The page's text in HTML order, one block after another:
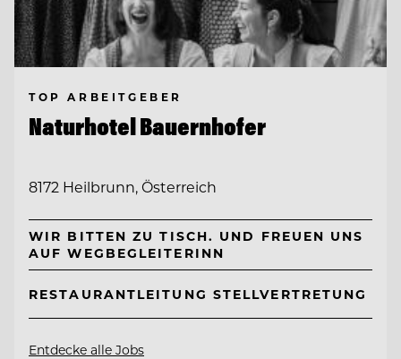
TOP ARBEITGEBER
Naturhotel Bauernhofer
8172 Heilbrunn, Österreich
WIR BITTEN ZU TISCH. UND FREUEN UNS
AUF WEGBEGLEITERINN
RESTAURANTLEITUNG STELLVERTRETUNG
Entdecke alle Jobs